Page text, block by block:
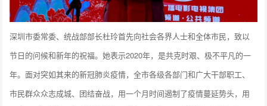
深圳市委常委、统战部部长杜玲首先向社会各界人士和全体市民，致以
节日的问候和新年的祝福。她表示2020年，是共克时艰、极不平凡的一
年。面对突如其来的新冠肺炎疫情，全市各级各部门和广大干部职工、
市民群众众志成城、团结奋战，用一个月时间遏制了疫情蔓延势头，用